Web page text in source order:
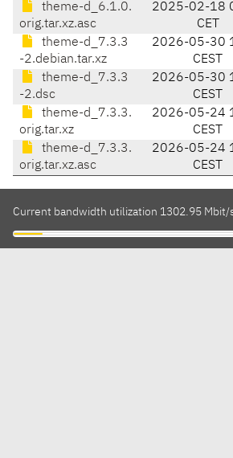
theme-d_6.1.0.
orig.tar.xz.asc
2025-02-18
CET
theme-d_7.3.3
-2.debian.tar.xz
2026-05-30
CEST
theme-d_7.3.3
-2.dsc
2026-05-30
CEST
theme-d_7.3.3.
orig.tar.xz
2026-05-24
CEST
theme-d_7.3.3.
orig.tar.xz.asc
2026-05-24
CEST
Current bandwidth utilization 1302.95 Mbit/